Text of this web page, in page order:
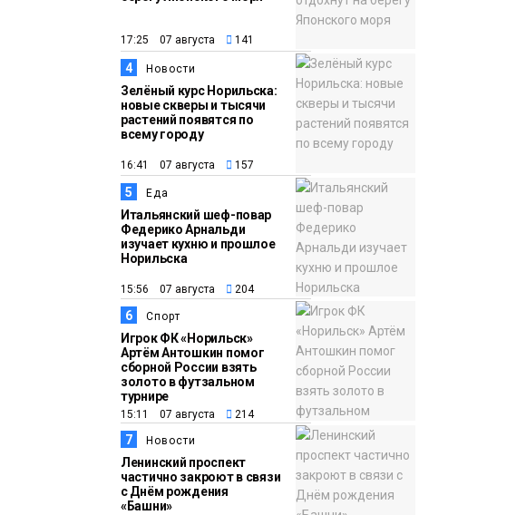
Общество
Как в Норильске
помогают женщинам
из исправительного
центра
адаптироваться к
жизни
17:25 07 августа 141
4 Новости
Зелёный курс Норильска:
новые скверы и тысячи
растений появятся по
всему городу
16:41 07 августа 157
5 Еда
Итальянский шеф-повар
Федерико Арнальди
изучает кухню и прошлое
Норильска
15:56 07 августа 204
6 Спорт
Игрок ФК «Норильск»
Артём Антошкин помог
сборной России взять
золото в футзальном
турнире
15:11 07 августа 214
7 Новости
Ленинский проспект
частично закроют в связи
с Днём рождения
«Башни»